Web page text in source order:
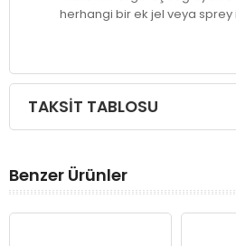
herhangi bir ek jel veya sprey
TAKSIT TABLOSU
Benzer Ürünler